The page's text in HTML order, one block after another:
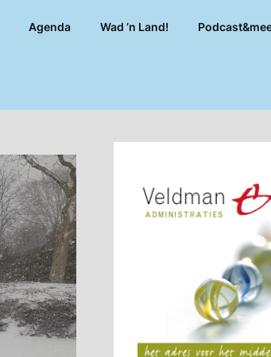
Agenda Wad ’n Land!